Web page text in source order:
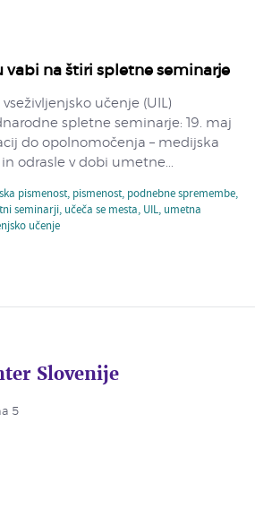
vabi na štiri spletne seminarje
učenje (UIL)
spletne seminarje: 19. maj
do opolnomočenja – medijska
odrasle v dobi umetne...
pismenost, pismenost, podnebne spremembe,
seminarji, učeča se mesta, UIL, umetna
učenje
Slovenije
5